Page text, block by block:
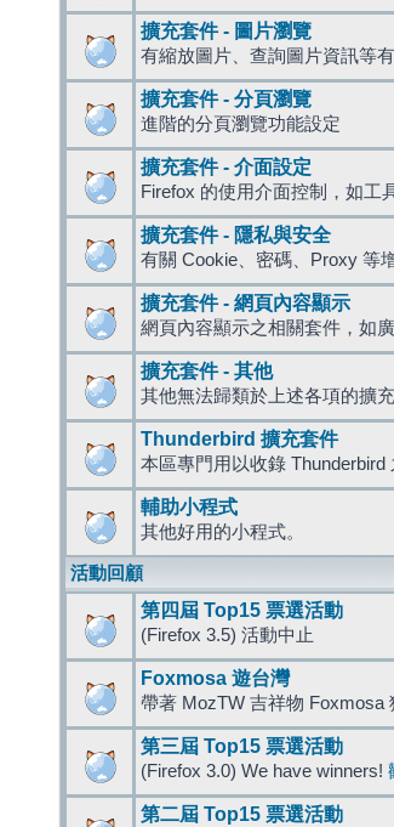
擴充套件 - 圖片瀏覽
有縮放圖片、查詢圖片資訊等
擴充套件 - 分頁瀏覽
進階的分頁瀏覽功能設定
擴充套件 - 介面設定
Firefox 的使用介面控制，如工
擴充套件 - 隱私與安全
有關 Cookie、密碼、Proxy 等
擴充套件 - 網頁內容顯示
網頁內容顯示之相關套件，如
擴充套件 - 其他
其他無法歸類於上述各項的擴
Thunderbird 擴充套件
本區專門用以收錄 Thunderbird
輔助小程式
其他好用的小程式。
活動回顧
第四屆 Top15 票選活動
(Firefox 3.5) 活動中止
Foxmosa 遊台灣
帶著 MozTW 吉祥物 Foxmosa
第三屆 Top15 票選活動
(Firefox 3.0) We have winners!
第二屆 Top15 票選活動